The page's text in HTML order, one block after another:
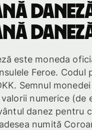
este moneda
Feroe. Codul
Semnul
numerice (de
danez pentru
numită